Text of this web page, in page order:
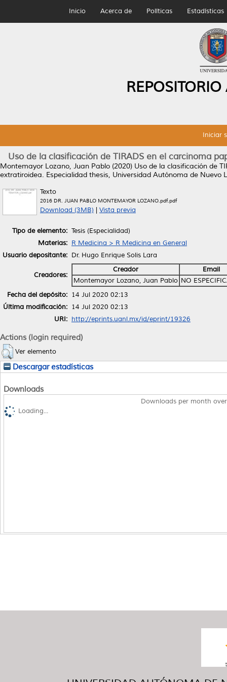
Inicio Acerca de Políticas Estadísticas
Iniciar
Uso de la clasificación de TIRADS en el carcinoma
Montemayor Lozano, Juan Pablo (2020) Uso de la clasificación de
extratiroidea. Especialidad thesis, Universidad Autónoma de Nuevo
Texto
2016 DR. JUAN PABLO MONTEMAYOR LOZANO.pdf.pdf
Download (3MB) Vista previa
Tipo de elemento: Tesis (Especialidad)
Materias: R Medicina > R Medicina en General
Usuario depositante: Dr. Hugo Enrique Solis Lara
Creadores:
Creador
Email
Montemayor Lozano, Juan Pablo NO
Fecha del depósito: 14 Jul 2020 02:13
Última modificación: 14 Jul 2020 02:13
URI: http://eprints.uanl.mx/id/eprint/19326
Actions (login required)
Ver elemento
Descargar estadísticas
Downloads
Downloads per month
Loading...